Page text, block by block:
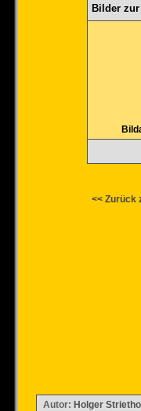
Bilder
<< Zurück
Autor: Holger